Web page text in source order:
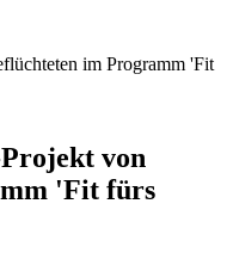
im Programm 'Fit
von
'Fit fürs